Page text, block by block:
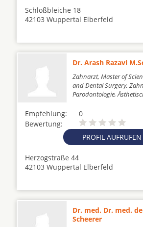
Schloßbleiche 18
42103 Wuppertal Elberfeld
Dr. Arash Razavi
Zahnarzt, Master of
and Dental Surgery,
Parodontologie,
Empfehlung:
0
Bewertung:
PROFIL AUFRUFEN
Herzogstraße 44
42103 Wuppertal Elberfeld
Dr. med. Dr. med.
Scheerer